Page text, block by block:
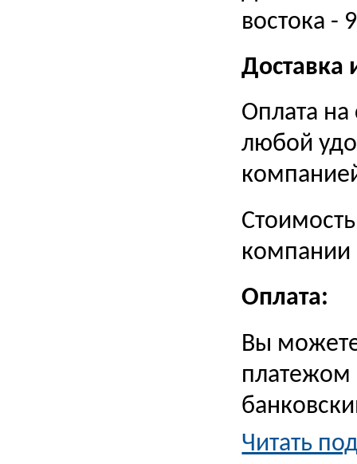
востока -
Доставка
Оплата на
любой
компании
Оплата:
Вы
платежом
Читать